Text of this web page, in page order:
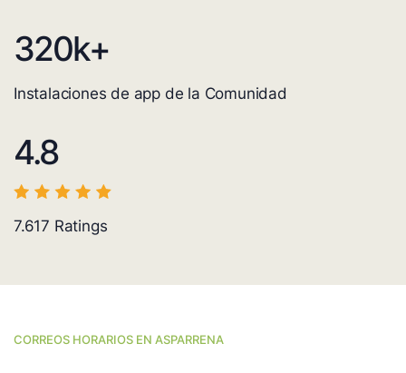
320k+
Instalaciones de app de la Comunidad
4.8
7.617 Ratings
CORREOS HORARIOS EN ASPARRENA